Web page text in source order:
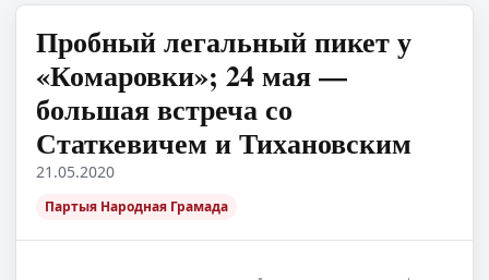
Пробный легальный пикет у
«Комаровки»; 24 мая —
большая встреча со
Статкевичем и Тихановским
21.05.2020
Партыя Народная Грамада